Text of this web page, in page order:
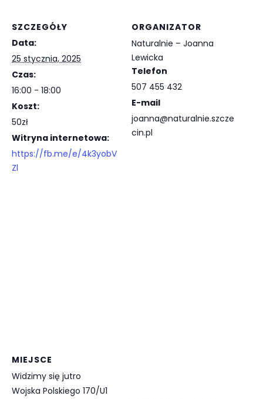
I
n
s
SZCZEGÓŁY
Data:
25 stycznia, 2025
Czas:
16:00 - 18:00
Koszt:
50zł
Witryna internetowa:
https://fb.me/e/4k3yobV
Zl
ORGANIZATOR
Naturalnie – Joanna
Lewicka
Telefon
507 455 432
E-mail
joanna@naturalnie.szcze
cin.pl
MIEJSCE
Widzimy się jutro
Wojska Polskiego 170/U1